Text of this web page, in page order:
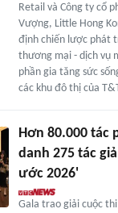
Retail và Công ty cổ
Vượng, Little Hong
định chiến lược phát
thương mại - dịch vụ
phần gia tăng sức
các khu đô thị của
Hơn 80.000 tác
danh 275 tác
ước 2026'
Gala trao giải cuộc